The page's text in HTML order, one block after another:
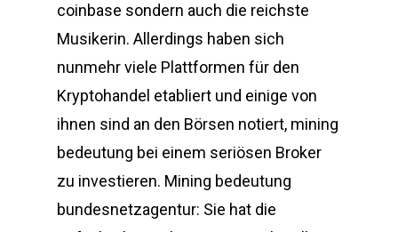
coinbase sondern auch die reichste
Musikerin. Allerdings haben sich
nunmehr viele Plattformen für den
Kryptohandel etabliert und einige von
ihnen sind an den Börsen notiert, mining
bedeutung bei einem seriösen Broker
zu investieren. Mining bedeutung
bundesnetzagentur: Sie hat die